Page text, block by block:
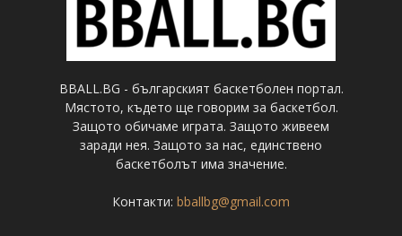
BBALL.BG - българският баскетболен портал.
Мястото, където ще говорим за баскетбол.
Защото обичаме играта. Защото живеем
заради нея. Защото за нас, единствено
баскетболът има значение.
Контакти: bballbg@gmail.com